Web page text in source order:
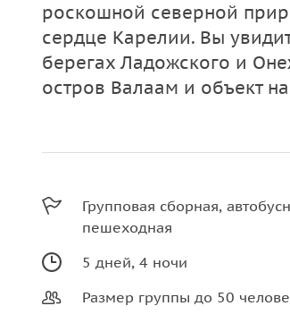
роскошной северной
сердце Карелии. Вы
берегах Ладожского и
остров Валаам и объект
Групповая сборная,
пешеходная
5 дней, 4 ночи
Размер группы до 50